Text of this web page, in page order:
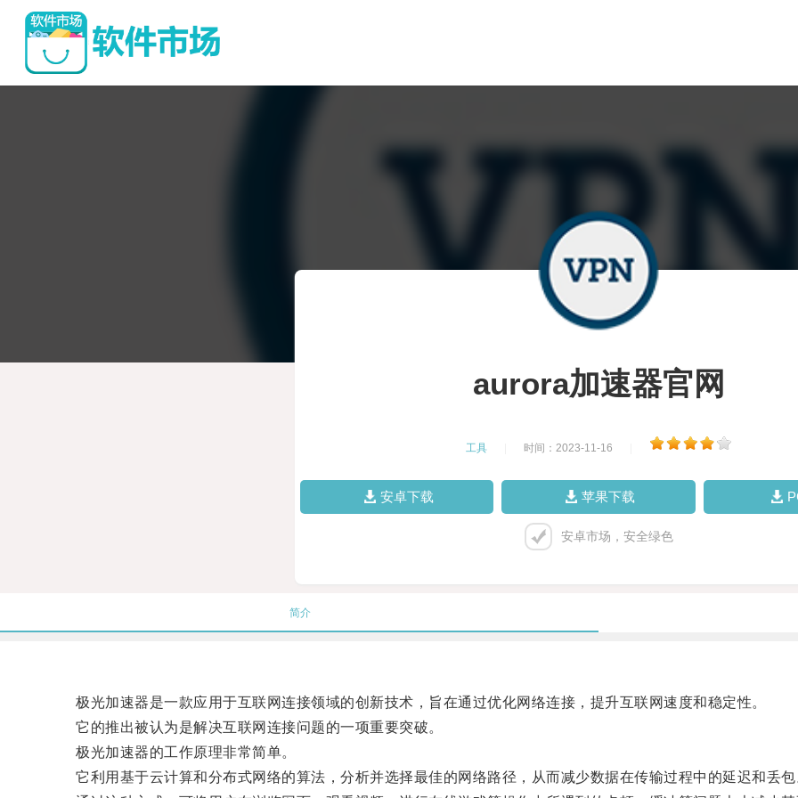
aurora加速器官网
工具 时间：2023-11-16
安卓下载 苹果下载
安卓市场，安全绿色
简介
极光加速器是一款应用于互联网连接领域的创新技术，旨在通过优化网络连接，提升互联网速度和稳定性。
它的推出被认为是解决互联网连接问题的一项重要突破。
极光加速器的工作原理非常简单。
它利用基于云计算和分布式网络的算法，分析并选择最佳的网络路径，从而减少数据在传输过程中的延迟和丢包